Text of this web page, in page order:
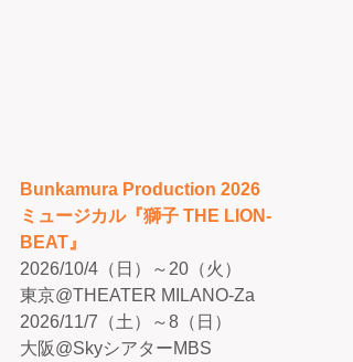
Bunkamura Production 2026
ミュージカル『獅子 THE LION-
BEAT』
2026/10/4（日）～20（火）
東京@THEATER MILANO-Za
2026/11/7（土）～8（日）
大阪@SkyシアターMBS